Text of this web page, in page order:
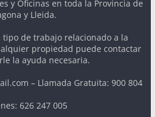
y Oficinas en toda la Provincia de
y Lleida.
de trabajo relacionado a la
propiedad puede contactar
la ayuda necesaria.
– Llamada Gratuita: 900 804
626 247 005